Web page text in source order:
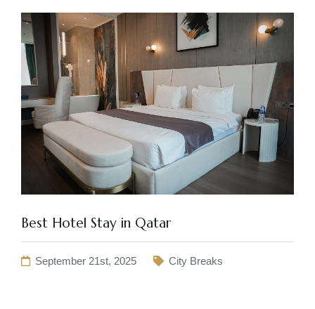
Best Hotel Stay in Qatar
September 21st, 2025 City Breaks